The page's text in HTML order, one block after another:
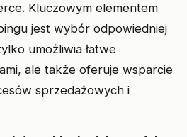
Kluczowym elementem
jest wybór odpowiedniej
umożliwia łatwe
ale także oferuje wsparcie
sprzedażowych i